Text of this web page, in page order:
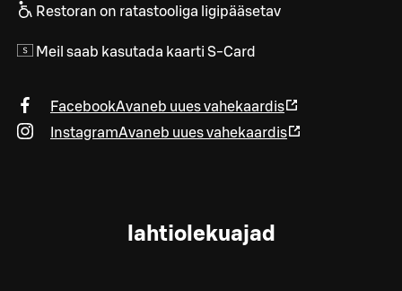
Restoran on ratastooliga ligipääsetav
Meil saab kasutada kaarti S-Card
FacebookAvaneb uues vahekaardis
InstagramAvaneb uues vahekaardis
lahtiolekuajad